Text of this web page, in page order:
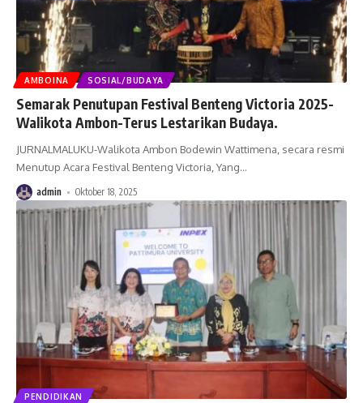
AMBOINA SOSIAL/BUDAYA
Semarak Penutupan Festival Benteng Victoria 2025-
Walikota Ambon-Terus Lestarikan Budaya.
JURNALMALUKU-Walikota Ambon Bodewin Wattimena, secara resmi
Menutup Acara Festival Benteng Victoria, Yang…
admin Oktober 18, 2025
PENDIDIKAN